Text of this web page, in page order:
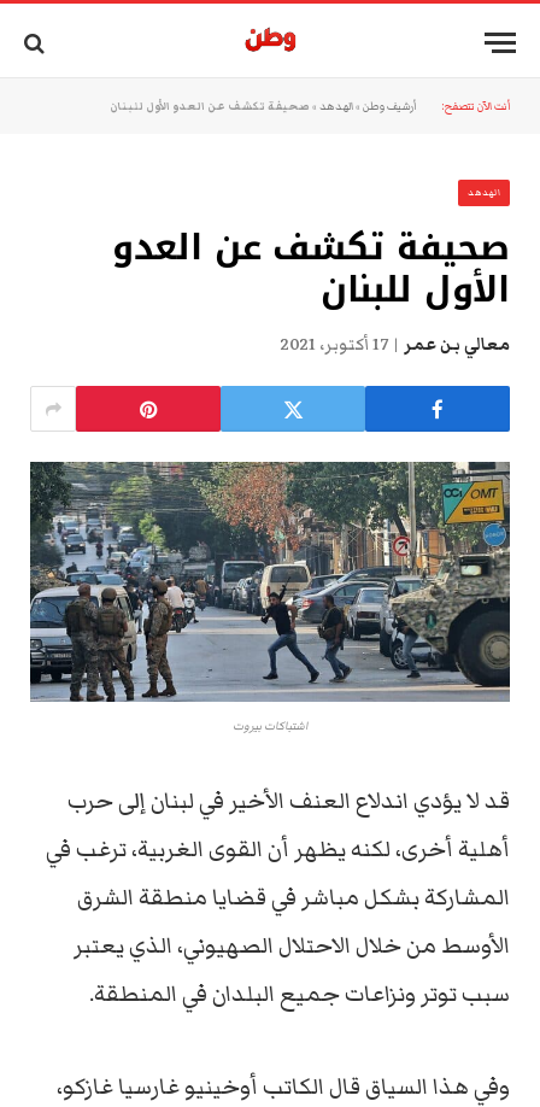
أنت الآن تتصفح: أرشيف وطن »الهدهد » صحيفة تكشف عن العدو الأول للبنان
الهدهد
صحيفة تكشف عن العدو
الأول للبنان
معالي بن عمر 17 أكتوبر، 2021
اشتباكات بيروت
قد لا يؤدي اندلاع العنف الأخير في لبنان إلى حرب
أهلية أخرى، لكنه يظهر أن القوى الغربية، ترغب في
المشاركة بشكل مباشر في قضايا منطقة الشرق
الأوسط من خلال الاحتلال الصهيوني، الذي يعتبر
سبب توتر ونزاعات جميع البلدان في المنطقة.
وفي هذا السياق قال الكاتب أوخينيو غارسيا غازكو،